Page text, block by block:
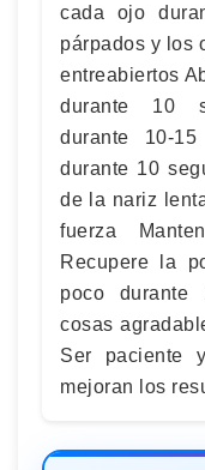
cada ojo
párpados y los
entreabiertos
durante 10
durante 10-
durante 10
de la nariz
fuerza
Recupere la
poco durante
cosas
Ser paciente
mejoran los